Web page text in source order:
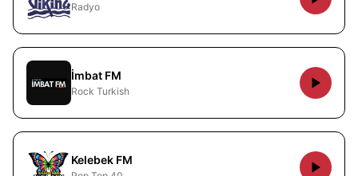
Radyo
İmbat FM
Rock Turkish
Kelebek FM